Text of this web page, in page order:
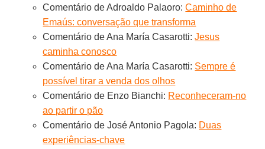
Comentário de Adroaldo Palaoro:Caminho de
Emaús: conversação que transforma
Comentário de Ana María Casarotti:Jesus
caminha conosco
Comentário de Ana María Casarotti: Sempre é
possível tirar a venda dos olhos
Comentário de Enzo Bianchi: Reconheceram-no
ao partir o pão
Comentário de José Antonio Pagola: Duas
experiências-chave